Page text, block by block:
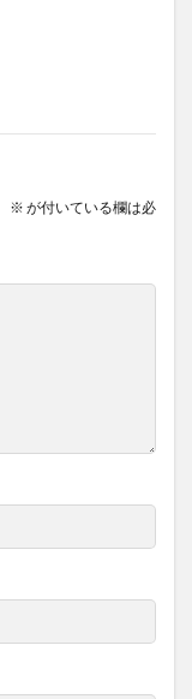
※ が付いている欄は必